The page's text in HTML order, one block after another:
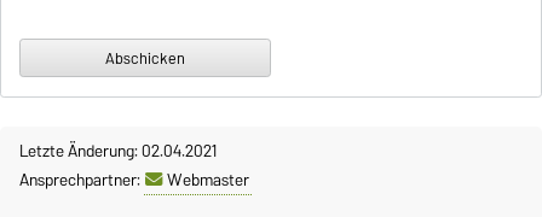
Letzte Änderung: 02.04.2021
Ansprechpartner:
Webmaster